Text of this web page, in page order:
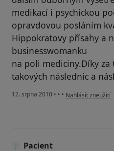
medikací i psychickou
opravdovou posláním
Hippokratovy přísahy a
businesswomanku
na poli mediciny.Díky za
takových následnic a
12. srpna 2010 • • • podle názoru
Nahlásit zneužití
Pacient